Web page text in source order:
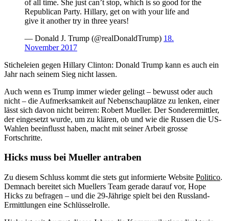
of all time. She just can’t stop, which is so good for the
Republican Party. Hillary, get on with your life and
give it another try in three years!
— Donald J. Trump (@realDonaldTrump) 18.
November 2017
Sticheleien gegen Hillary Clinton: Donald Trump kann es auch ein
Jahr nach seinem Sieg nicht lassen.
Auch wenn es Trump immer wieder gelingt – bewusst oder auch
nicht – die Aufmerksamkeit auf Nebenschauplätze zu lenken, einer
lässt sich davon nicht beirren: Robert Mueller. Der Sonderermittler,
der eingesetzt wurde, um zu klären, ob und wie die Russen die US-
Wahlen beeinflusst haben, macht mit seiner Arbeit grosse
Fortschritte.
Hicks muss bei Mueller antraben
Zu diesem Schluss kommt die stets gut informierte Website Politico.
Demnach bereitet sich Muellers Team gerade darauf vor, Hope
Hicks zu befragen – und die 29-Jährige spielt bei den Russland-
Ermittlungen eine Schlüsselrolle.